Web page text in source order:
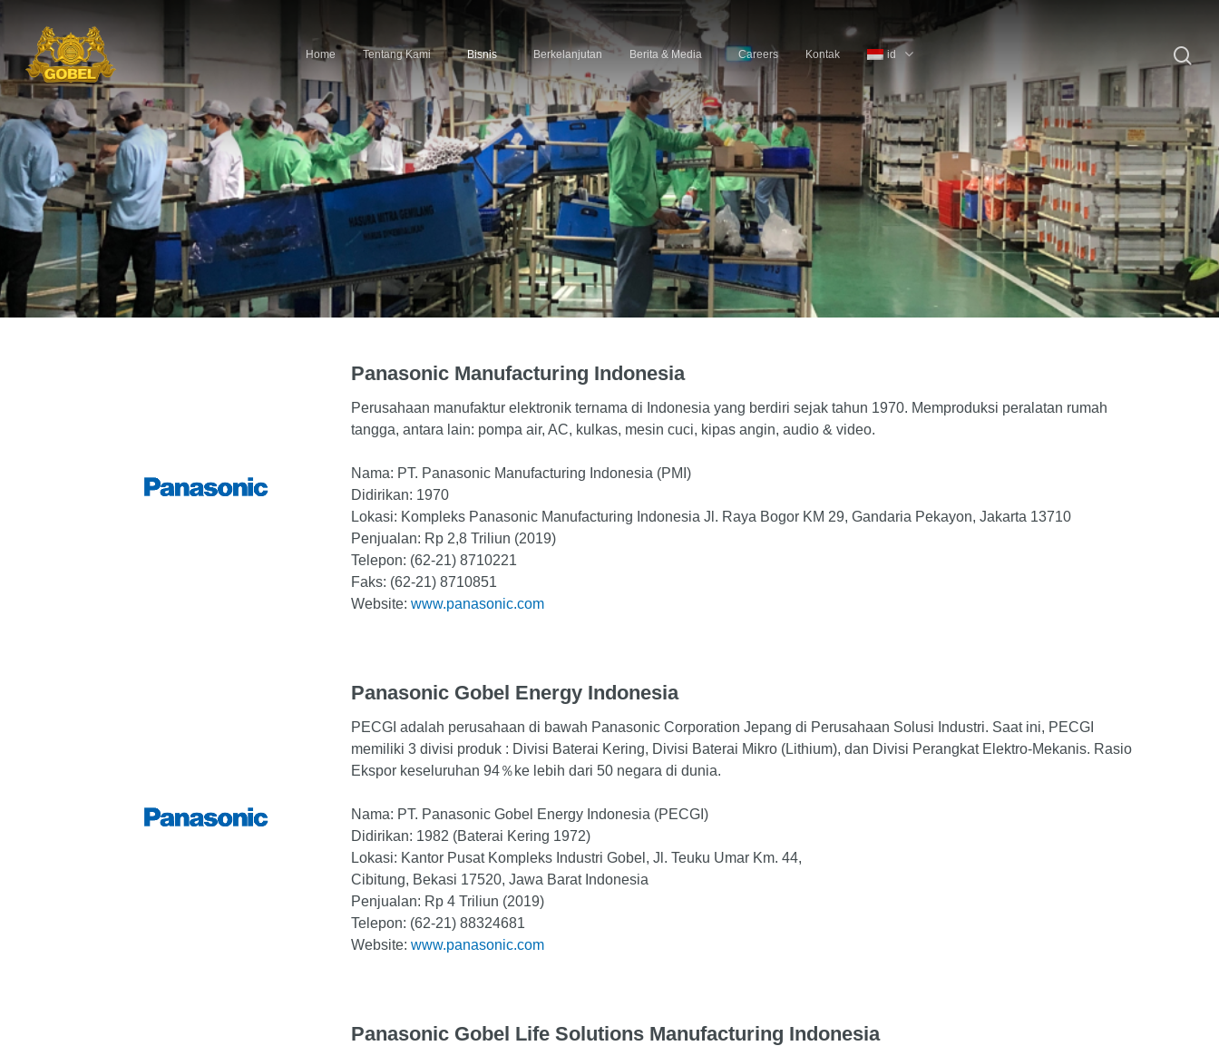
Home Tentang Kami Bisnis Berkelanjutan Berita & Media Careers Kontak id
Panasonic Manufacturing Indonesia
Perusahaan manufaktur elektronik ternama di Indonesia yang berdiri sejak tahun 1970. Memproduksi peralatan rumah
tangga, antara lain: pompa air, AC, kulkas, mesin cuci, kipas angin, audio & video.
Nama: PT. Panasonic Manufacturing Indonesia (PMI)
Didirikan: 1970
Lokasi: Kompleks Panasonic Manufacturing Indonesia Jl. Raya Bogor KM 29, Gandaria Pekayon, Jakarta 13710
Penjualan: Rp 2,8 Triliun (2019)
Telepon: (62-21) 8710221
Faks: (62-21) 8710851
Website:www.panasonic.com
Panasonic Gobel Energy Indonesia
PECGI adalah perusahaan di bawah Panasonic Corporation Jepang di Perusahaan Solusi Industri. Saat ini, PECGI
memiliki 3 divisi produk : Divisi Baterai Kering, Divisi Baterai Mikro (Lithium), dan Divisi Perangkat Elektro-Mekanis. Rasio
Ekspor keseluruhan 94％ke lebih dari 50 negara di dunia.
Nama: PT. Panasonic Gobel Energy Indonesia (PECGI)
Didirikan: 1982 (Baterai Kering 1972)
Lokasi: Kantor Pusat Kompleks Industri Gobel, Jl. Teuku Umar Km. 44,
Cibitung, Bekasi 17520, Jawa Barat Indonesia
Penjualan: Rp 4 Triliun (2019)
Telepon: (62-21) 88324681
Website:www.panasonic.com
Panasonic Gobel Life Solutions Manufacturing Indonesia